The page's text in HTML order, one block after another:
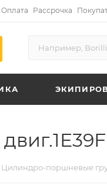
Оплата Рассрочка
Цилиндро-поршневые